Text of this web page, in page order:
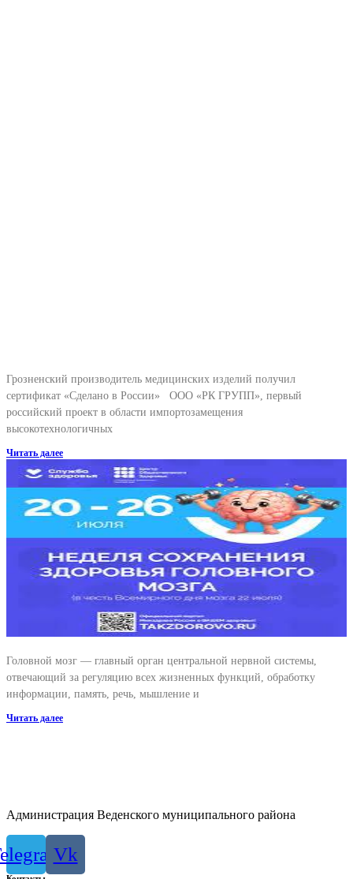
Грозненский производитель медицинских изделий получил
сертификат «Сделано в России» ООО «РК ГРУПП», первый
российский проект в области импортозамещения
высокотехнологичных
Читать далее
Головной мозг — главный орган центральной нервной системы,
отвечающий за регуляцию всех жизненных функций, обработку
информации, память, речь, мышление и
Читать далее
Администрация Веденского муниципального района
Vk